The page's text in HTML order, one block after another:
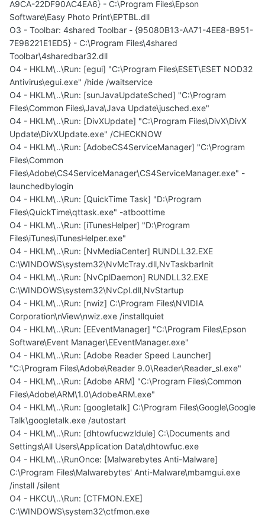
A9CA-22DF90AC4EA6} - C:\Program Files\Epson
Software\Easy Photo Print\EPTBL.dll
O3 - Toolbar: 4shared Toolbar - {95080B13-AA71-4EE8-B951-
7E98221E1ED5} - C:\Program Files\4shared
Toolbar\4sharedbar32.dll
O4 - HKLM\..\Run: [egui] "C:\Program Files\ESET\ESET NOD32
Antivirus\egui.exe" /hide /waitservice
O4 - HKLM\..\Run: [sunJavaUpdateSched] "C:\Program
Files\Common Files\Java\Java Update\jusched.exe"
O4 - HKLM\..\Run: [DivXUpdate] "C:\Program Files\DivX\DivX
Update\DivXUpdate.exe" /CHECKNOW
O4 - HKLM\..\Run: [AdobeCS4ServiceManager] "C:\Program
Files\Common
Files\Adobe\CS4ServiceManager\CS4ServiceManager.exe" -
launchedbylogin
O4 - HKLM\..\Run: [QuickTime Task] "D:\Program
Files\QuickTime\qttask.exe" -atboottime
O4 - HKLM\..\Run: [iTunesHelper] "D:\Program
Files\iTunes\iTunesHelper.exe"
O4 - HKLM\..\Run: [NvMediaCenter] RUNDLL32.EXE
C:\WINDOWS\system32\NvMcTray.dll,NvTaskbarInit
O4 - HKLM\..\Run: [NvCplDaemon] RUNDLL32.EXE
C:\WINDOWS\system32\NvCpl.dll,NvStartup
O4 - HKLM\..\Run: [nwiz] C:\Program Files\NVIDIA
Corporation\nView\nwiz.exe /installquiet
O4 - HKLM\..\Run: [EEventManager] "C:\Program Files\Epson
Software\Event Manager\EEventManager.exe"
O4 - HKLM\..\Run: [Adobe Reader Speed Launcher]
"C:\Program Files\Adobe\Reader 9.0\Reader\Reader_sl.exe"
O4 - HKLM\..\Run: [Adobe ARM] "C:\Program Files\Common
Files\Adobe\ARM\1.0\AdobeARM.exe"
O4 - HKLM\..\Run: [googletalk] C:\Program Files\Google\Google
Talk\googletalk.exe /autostart
O4 - HKLM\..\Run: [dhtowfucwzldule] C:\Documents and
Settings\All Users\Application Data\dhtowfuc.exe
O4 - HKLM\..\RunOnce: [Malwarebytes Anti-Malware]
C:\Program Files\Malwarebytes' Anti-Malware\mbamgui.exe
/install /silent
O4 - HKCU\..\Run: [CTFMON.EXE]
C:\WINDOWS\system32\ctfmon.exe